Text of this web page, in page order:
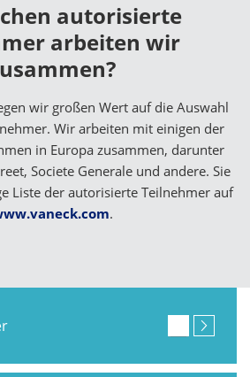
autorisierte
arbeiten wir
wir großen Wert auf die Auswahl
Wir arbeiten mit einigen der
in Europa zusammen, darunter
Societe Generale und andere. Sie
Liste der autorisierte Teilnehmer auf
.